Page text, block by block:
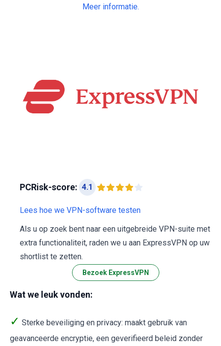
Meer informatie.
PCRisk-score: 4.1
Lees hoe we VPN-software testen
Als u op zoek bent naar een uitgebreide VPN-suite met
extra functionaliteit, raden we u aan ExpressVPN op uw
shortlist te zetten.
Bezoek ExpressVPN
Wat we leuk vonden:
✓ Sterke beveiliging en privacy: maakt gebruik van
geavanceerde encryptie, een geverifieerd beleid zonder